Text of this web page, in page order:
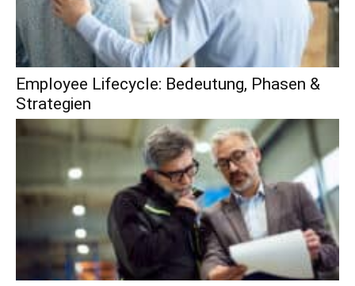
Employee Lifecycle: Bedeutung, Phasen &
Strategien